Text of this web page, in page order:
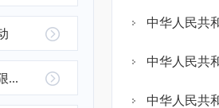
...
中华人民共
中华人民共
中华人民共